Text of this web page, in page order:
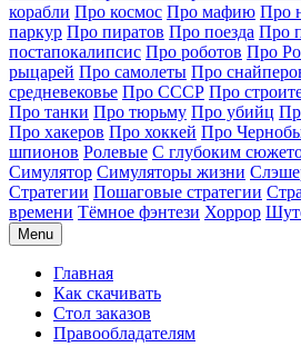
корабли Про космос Про мафию Про
паркур Про пиратов Про поезда Про
постапокалипсис Про роботов Про
рыцарей Про самолеты Про
средневековье Про СССР Про
Про танки Про тюрьму Про убийц
Про хакеров Про хоккей Про
шпионов Ролевые С глубоким
Симулятор Симуляторы жизни
Стратегии Пошаговые стратегии
времени Тёмное фэнтези Хоррор
Menu
Главная
Как скачивать
Стол заказов
Правообладателям